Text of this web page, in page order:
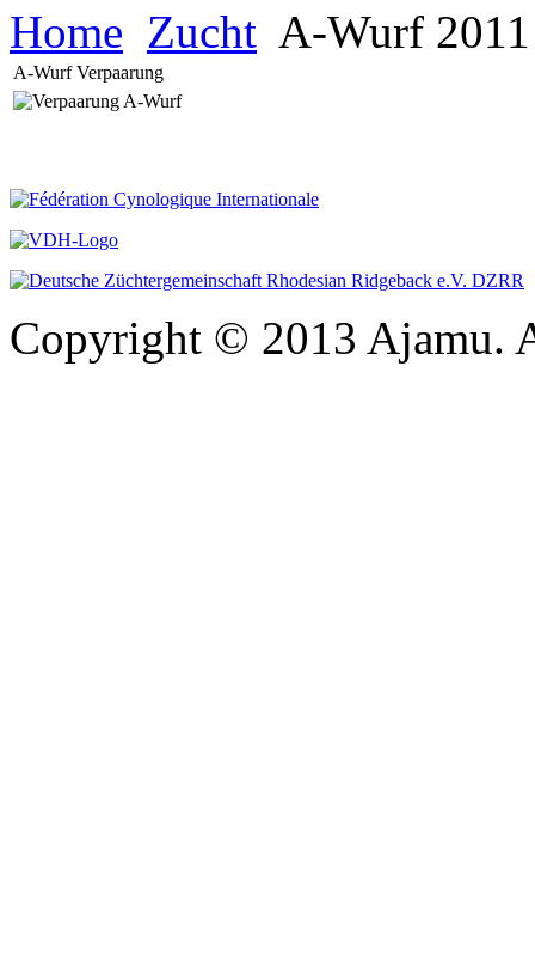
Home Zucht A-Wurf
A-Wurf Verpaarung
Copyright © 2013 Ajamu.